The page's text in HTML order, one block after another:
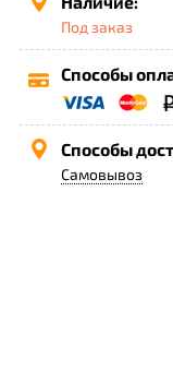
Под заказ
Способы
Способы
Самовывоз